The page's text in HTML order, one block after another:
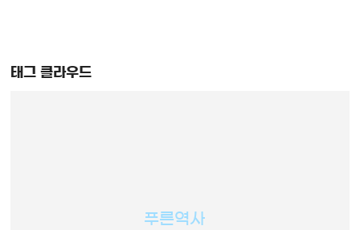
태그 클라우드
푸른역사